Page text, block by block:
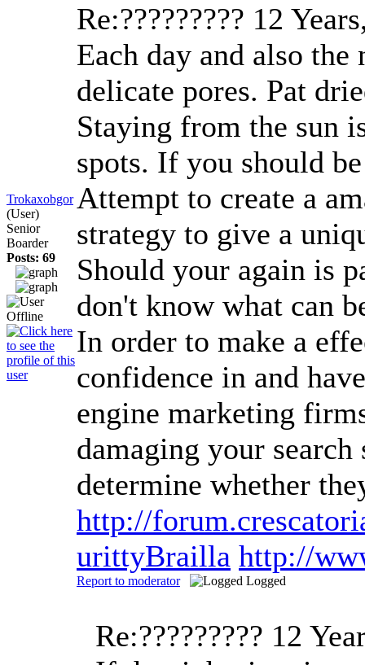
Trokaxobgor
(User)
Senior
Boarder
Posts: 69
Re:????????? 12
Each day and also
delicate pores. Pat
Staying from the sun
spots. If you should
Attempt to create a
strategy to give a
Should your again is
don't know what can
In order to make a
confidence in and
engine marketing
damaging your
determine whether
http://
urittyBrailla http://
Report to moderator Logged
Re:????????? 12